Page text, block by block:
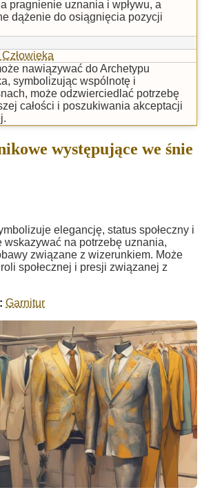
pragnienie uznania i wpływu, a
dążenie do osiągnięcia pozycji
nawiązywać do Archetypu
symbolizując wspólnotę i
może odzwierciedlać potrzebę
całości i poszukiwania akceptacji
występujące we śnie
elegancję, status społeczny i
wskazywać na potrzebę uznania,
związane z wizerunkiem. Może
społecznej i presji związanej z
Garnitur